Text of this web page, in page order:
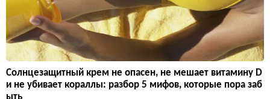
Солнцезащитный крем не опасен, не мешает витамину D
и не убивает кораллы: разбор 5 мифов, которые пора заб
ыть